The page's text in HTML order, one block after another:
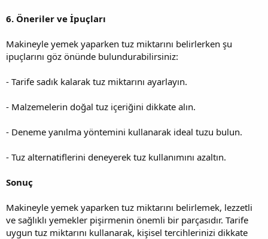
6. Öneriler ve İpuçları
Makineyle yemek yaparken tuz miktarını belirlerken şu
ipuçlarını göz önünde bulundurabilirsiniz:
- Tarife sadık kalarak tuz miktarını ayarlayın.
- Malzemelerin doğal tuz içeriğini dikkate alın.
- Deneme yanılma yöntemini kullanarak ideal tuzu bulun.
- Tuz alternatiflerini deneyerek tuz kullanımını azaltın.
Sonuç
Makineyle yemek yaparken tuz miktarını belirlemek, lezzetli
ve sağlıklı yemekler pişirmenin önemli bir parçasıdır. Tarife
uygun tuz miktarını kullanarak, kişisel tercihlerinizi dikkate